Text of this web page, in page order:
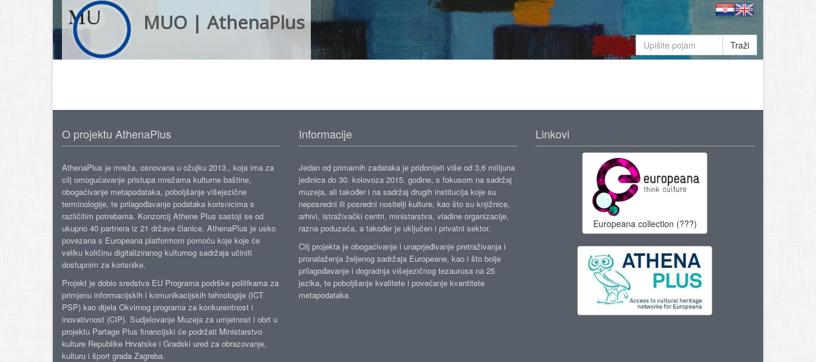
MUO | AthenaPlus
Traži
O projektu AthenaPlus
AthenaPlus je mreža, osnovana u ožujku 2013., koja ima za
cilj omogućavanje pristupa mrežama kulturne baštine,
obogaćivanje metapodataka, poboljšanje višejezične
terminologije, te prilagođavanje podataka korisnicima s
različitim potrebama. Konzorcij Athene Plus sastoji se od
ukupno 40 partnera iz 21 države članice. AthenaPlus je usko
povezana s Europeana platformom pomoću koje koje će
veliku količinu digitaliziranog kulturnog sadržaja učiniti
dostupnim za korisnike.
Projekt je dobio sredstva EU Programa podrške politikama za
primjenu informacijskih i komunikacijskih tehnologije (ICT
PSP) kao dijela Okvirnog programa za konkurentnost i
inovativnost (CIP). Sudjelovanje Muzeja za umjetnost i obrt u
projektu Partage Plus financijski će podržati Ministarstvo
kulture Republike Hrvatske i Gradski ured za obrazovanje,
kulturu i šport grada Zagreba.
Informacije
Jedan od primarnih zadataka je pridonijeti više od 3,6 milijuna
jedinica do 30. kolovoza 2015. godine, s fokusom na sadržaj
muzeja, ali također i na sadržaj drugih institucija koje su
neposredni ili posredni nositelji kulture, kao što su knjižnice,
arhivi, istraživački centri, ministarstva, vladine organizacije,
razna poduzeća, a također je uključen i privatni sektor.
Cilj projekta je obogaćivanje i unaprjeđivanje pretraživanja i
pronalaženja željenog sadržaja Europeane, kao i što bolje
prilagođavanje i dogradnja višejezičnog tezaurusa na 25
jezika, te poboljšanje kvalitete i povećanje kvantitete
metapodataka.
Linkovi
Europeana collection (???)